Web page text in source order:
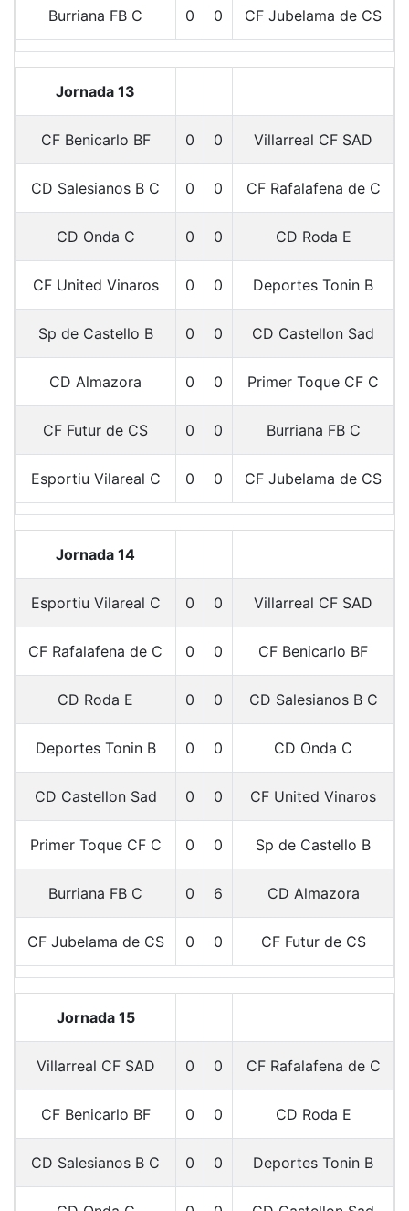
Burriana FB C 0 0 CF Jubelama de CS
Jornada 13
CF Benicarlo BF 0 0 Villarreal CF SAD
CD Salesianos B C 0 0 CF Rafalafena de C
CD Onda C 0 0 CD Roda E
CF United Vinaros 0 0 Deportes Tonin B
Sp de Castello B 0 0 CD Castellon Sad
CD Almazora 0 0 Primer Toque CF C
CF Futur de CS 0 0 Burriana FB C
Esportiu Vilareal C 0 0 CF Jubelama de CS
Jornada 14
Esportiu Vilareal C 0 0 Villarreal CF SAD
CF Rafalafena de C 0 0 CF Benicarlo BF
CD Roda E 0 0 CD Salesianos B C
Deportes Tonin B 0 0 CD Onda C
CD Castellon Sad 0 0 CF United Vinaros
Primer Toque CF C 0 0 Sp de Castello B
Burriana FB C 0 6 CD Almazora
CF Jubelama de CS 0 0 CF Futur de CS
Jornada 15
Villarreal CF SAD 0 0 CF Rafalafena de C
CF Benicarlo BF 0 0 CD Roda E
CD Salesianos B C 0 0 Deportes Tonin B